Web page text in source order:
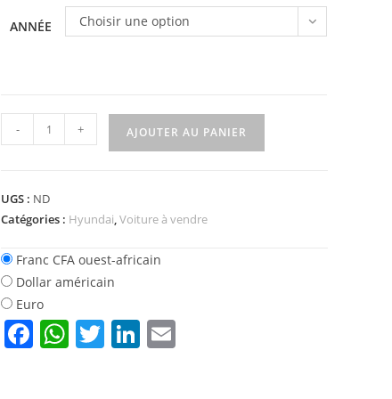
ANNÉE Choisir une option
quantité
de
au
- + AJOUTER AU PANIER
UGS : ND
Catégories : Hyundai,Voiture à vendre
Franc CFA ouest-africain
Dollar américain
Euro
F W T Li